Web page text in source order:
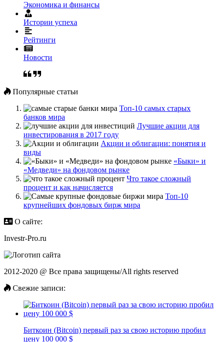
Экономика и финансы
Истории успеха
Рейтинги
Новости
Популярные статьи
Топ-10 самых старых
банков мира
Лучшие акции для
инвестирования в 2017 году
Акции и облигации: понятия и
виды
«Быки» и
«Медведи» на фондовом рынке
Что такое сложный
процент и как начисляется
Топ-10
крупнейших фондовых бирж мира
О сайте:
Investr-Pro.ru
2012-2020 @ Все права защищены/All rights reserved
Свежие записи:
Биткоин (Bitcoin) первый раз за свою историю пробил
цену 100 000 $